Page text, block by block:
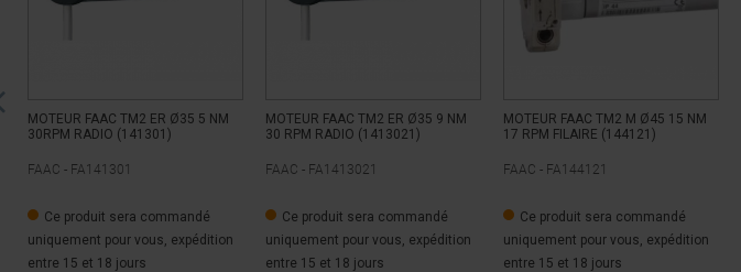
MOTEUR FAAC TM2 ER Ø35 5 NM
30RPM RADIO (141301)
FAAC - FA141301
Ce produit sera commandé
uniquement pour vous, expédition
entre 15 et 18 jours
MOTEUR FAAC TM2 ER Ø35 9 NM
30 RPM RADIO (1413021)
FAAC - FA1413021
Ce produit sera commandé
uniquement pour vous, expédition
entre 15 et 18 jours
MOTEUR FAAC TM2 M Ø45 15 NM
17 RPM FILAIRE (144121)
FAAC - FA144121
Ce produit sera commandé
uniquement pour vous, expédition
entre 15 et 18 jours